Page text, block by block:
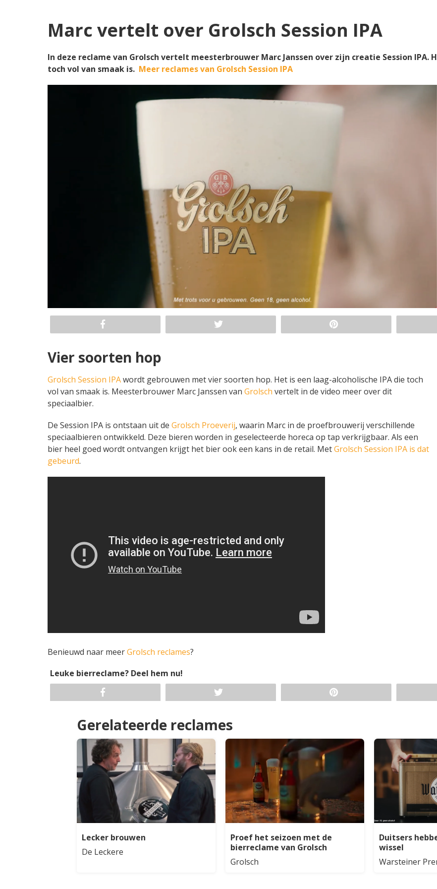
Marc vertelt over Grolsch Session IPA
In deze reclame van Grolsch vertelt meesterbrouwer Marc Janssen over zijn creatie Session IPA.
toch vol van smaak is. Meer reclames van Grolsch Session IPA
Vier soorten hop
Grolsch Session IPAwordt gebrouwen met vier soorten hop. Het is een laag-alcoholische IPA die toch
vol van smaak is. Meesterbrouwer Marc Janssen van Grolsch vertelt in de video meer over dit
speciaalbier.
De Session IPA is ontstaan uit de Grolsch Proeverij, waarin Marc in de proefbrouwerij verschillende
speciaalbieren ontwikkeld. Deze bieren worden in geselecteerde horeca op tap verkrijgbaar. Als een
bier heel goed wordt ontvangen krijgt het bier ook een kans in de retail. MetGrolsch Session IPA is dat
gebeurd.
Benieuwd naar meerGrolsch reclames?
Leuke bierreclame? Deel hem nu!
Gerelateerde reclames
Lecker brouwen
De Leckere
Proef het seizoen met de
bierreclame van Grolsch
Grolsch
Duitsers
wissel
Warsteiner